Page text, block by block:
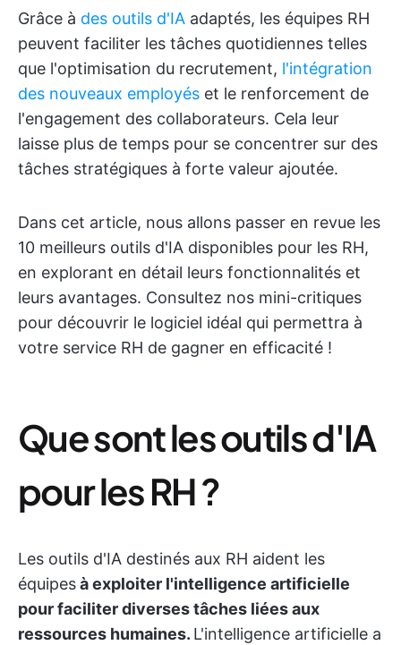
Grâce à des outils d'IA adaptés, les équipes RH
peuvent faciliter les tâches quotidiennes telles
que l'optimisation du recrutement, l'intégration
des nouveaux employés et le renforcement de
l'engagement des collaborateurs. Cela leur
laisse plus de temps pour se concentrer sur des
tâches stratégiques à forte valeur ajoutée.
Dans cet article, nous allons passer en revue les
10 meilleurs outils d'IA disponibles pour les RH,
en explorant en détail leurs fonctionnalités et
leurs avantages. Consultez nos mini-critiques
pour découvrir le logiciel idéal qui permettra à
votre service RH de gagner en efficacité !
Que sont les outils d'IA
pour les RH ?
Les outils d'IA destinés aux RH aident les
équipesà exploiter l'intelligence artificielle
pour faciliter diverses tâches liées aux
ressources humaines. L'intelligence artificielle a